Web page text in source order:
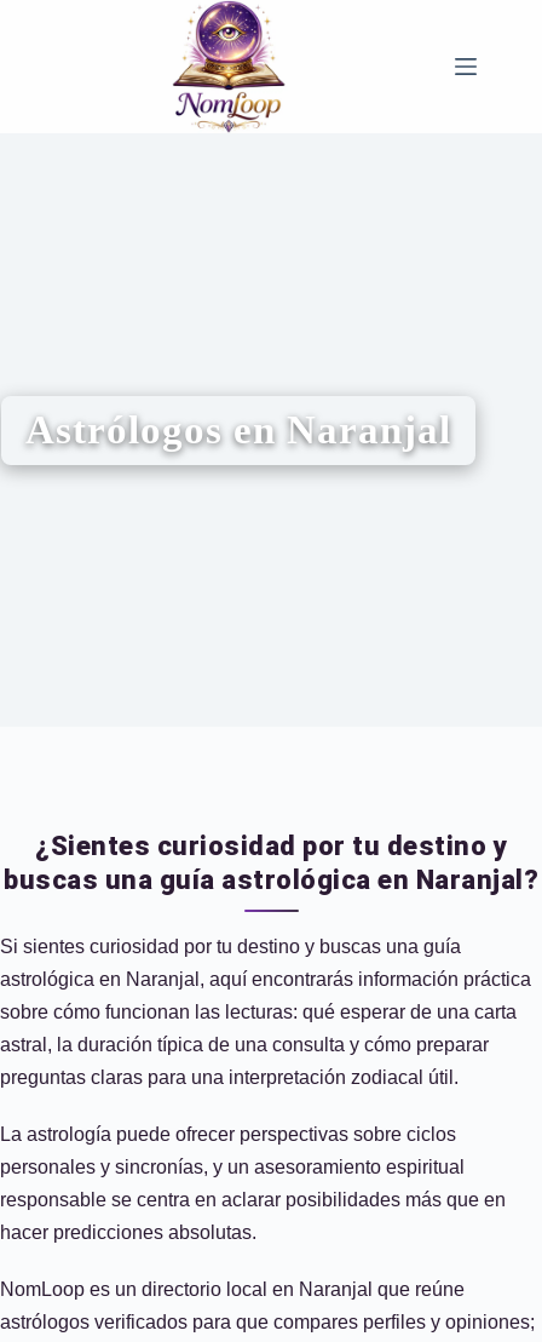
Astrólogos en Naranjal
¿Sientes curiosidad por tu destino y
buscas una guía astrológica en Naranjal?
Si sientes curiosidad por tu destino y buscas una guía
astrológica en Naranjal, aquí encontrarás información práctica
sobre cómo funcionan las lecturas: qué esperar de una carta
astral, la duración típica de una consulta y cómo preparar
preguntas claras para una interpretación zodiacal útil.
La astrología puede ofrecer perspectivas sobre ciclos
personales y sincronías, y un asesoramiento espiritual
responsable se centra en aclarar posibilidades más que en
hacer predicciones absolutas.
NomLoop es un directorio local en Naranjal que reúne
astrólogos verificados para que compares perfiles y opiniones;